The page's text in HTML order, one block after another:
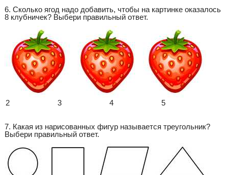
6. Сколько ягод надо добавить, чтобы на картинке оказалось
8 клубничек? Выбери правильный ответ.
2 3 4 5
7. Какая из нарисованных фигур называется треугольник?
Выбери правильный ответ.